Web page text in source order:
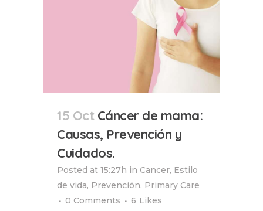
15 Oct Cáncer de mama:
Causas, Prevención y
Cuidados.
Posted at 15:27h in Cancer, Estilo
de vida, Prevención, Primary Care
0 Comments
6 Likes